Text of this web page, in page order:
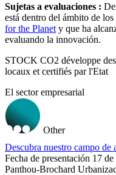
Sujetas a evaluaciones :
está dentro del ámbito de
for the Planet y que ha
evaluando la innovación.
STOCK CO2 développe
locaux et certifiés par l'Etat
El sector empresarial
Other
Descubra nuestro campo de
Fecha de presentación 17 de
Panthou-Brochard